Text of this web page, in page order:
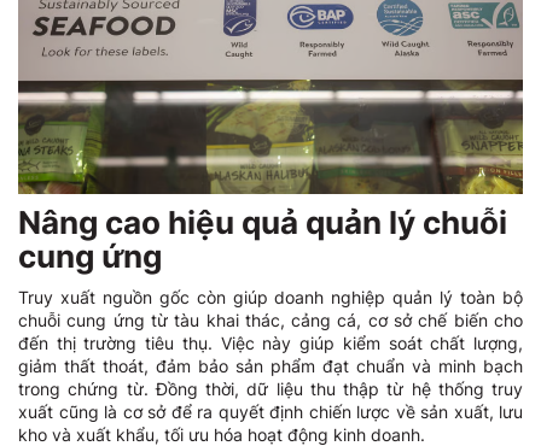
Nâng cao hiệu quả quản lý chuỗi
cung ứng
Truy xuất nguồn gốc còn giúp doanh nghiệp quản lý toàn bộ
chuỗi cung ứng từ tàu khai thác, cảng cá, cơ sở chế biến cho
đến thị trường tiêu thụ. Việc này giúp kiểm soát chất lượng,
giảm thất thoát, đảm bảo sản phẩm đạt chuẩn và minh bạch
trong chứng từ. Đồng thời, dữ liệu thu thập từ hệ thống truy
xuất cũng là cơ sở để ra quyết định chiến lược về sản xuất, lưu
kho và xuất khẩu, tối ưu hóa hoạt động kinh doanh.